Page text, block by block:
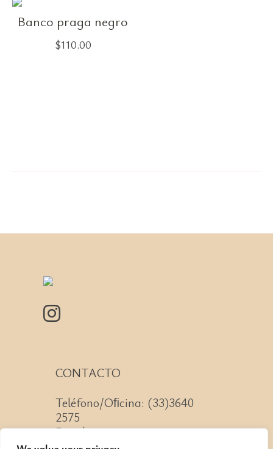
Banco praga negro
$110.00
CONTACTO
Teléfono/Oﬁcina: (33)3640
2575
Email: contacto@cnit.mx